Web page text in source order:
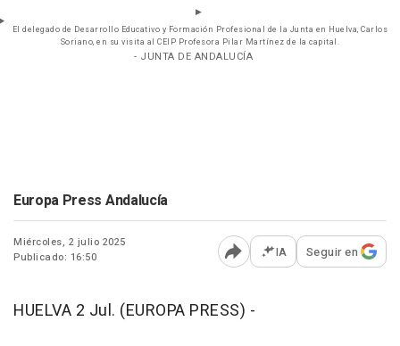
El delegado de Desarrollo Educativo y Formación Profesional de la Junta en Huelva, Carlos
Soriano, en su visita al CEIP Profesora Pilar Martínez de la capital.
- JUNTA DE ANDALUCÍA
Europa Press Andalucía
Miércoles, 2 julio 2025
Publicado: 16:50
Abrir opciones para
IA Seguir en
HUELVA 2 Jul. (EUROPA PRESS) -